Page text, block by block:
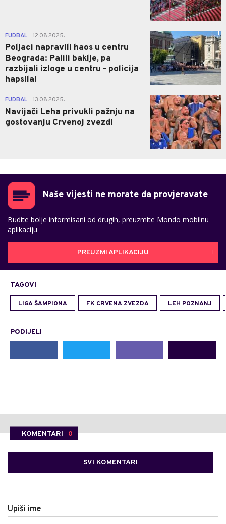
FUDBAL 12.08.2025.
Poljaci napravili haos u centru
Beograda: Palili baklje, pa
razbijali izloge u centru - policija
hapsila!
1
FUDBAL 13.08.2025.
Navijači Leha privukli pažnju na
gostovanju Crvenoj zvezdi
0
Naše vijesti ne morate da provjeravate
Budite bolje informisani od drugih, preuzmite Mondo mobilnu
aplikaciju
PREUZMI APLIKACIJU
TAGOVI
LIGA ŠAMPIONA FK CRVENA ZVEZDA LEH POZNANJ
PODIJELI
KOMENTARI 0
SVI KOMENTARI
Upiši ime